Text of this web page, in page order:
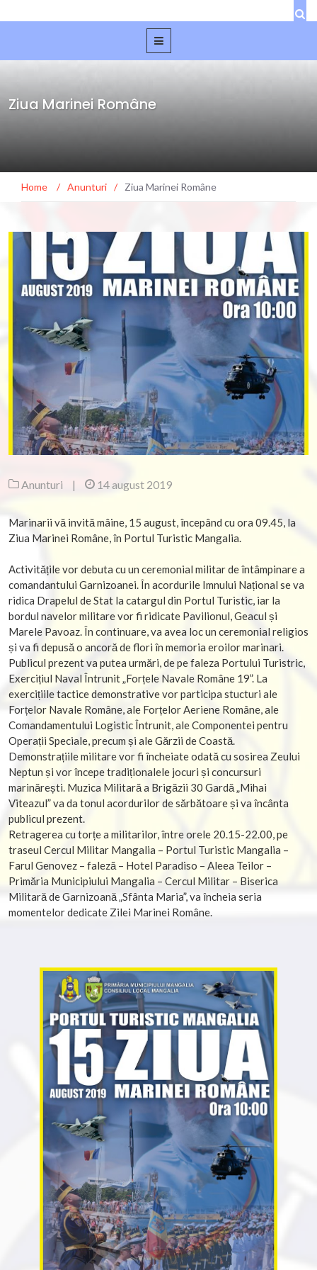
Ziua Marinei Române
Home / Anunturi / Ziua Marinei Române
Anunturi | 14 august 2019
Marinarii vă invită mâine, 15 august, începând cu ora 09.45, la
Ziua Marinei Române, în Portul Turistic Mangalia.
Activitățile vor debuta cu un ceremonial militar de întâmpinare a
comandantului Garnizoanei. În acordurile Imnului Național se va
ridica Drapelul de Stat la catargul din Portul Turistic, iar la
bordul navelor militare vor fi ridicate Pavilionul, Geacul și
Marele Pavoaz. În continuare, va avea loc un ceremonial religios
și va fi depusă o ancoră de flori în memoria eroilor marinari.
Publicul prezent va putea urmări, de pe faleza Portului Turistric,
Exercițiul Naval Întrunit „Forțele Navale Române 19”. La
exercițiile tactice demonstrative vor participa stucturi ale
Forțelor Navale Române, ale Forțelor Aeriene Române, ale
Comandamentului Logistic Întrunit, ale Componentei pentru
Operații Speciale, precum și ale Gărzii de Coastă.
Demonstrațiile militare vor fi încheiate odată cu sosirea Zeului
Neptun și vor începe tradiționalele jocuri și concursuri
marinărești. Muzica Militară a Brigăzii 30 Gardă „Mihai
Viteazul” va da tonul acordurilor de sărbătoare și va încânta
publicul prezent.
Retragerea cu torțe a militarilor, între orele 20.15-22.00, pe
traseul Cercul Militar Mangalia – Portul Turistic Mangalia –
Farul Genovez – faleză – Hotel Paradiso – Aleea Teilor –
Primăria Municipiului Mangalia – Cercul Militar – Biserica
Militară de Garnizoană „Sfânta Maria”, va încheia seria
momentelor dedicate Zilei Marinei Române.